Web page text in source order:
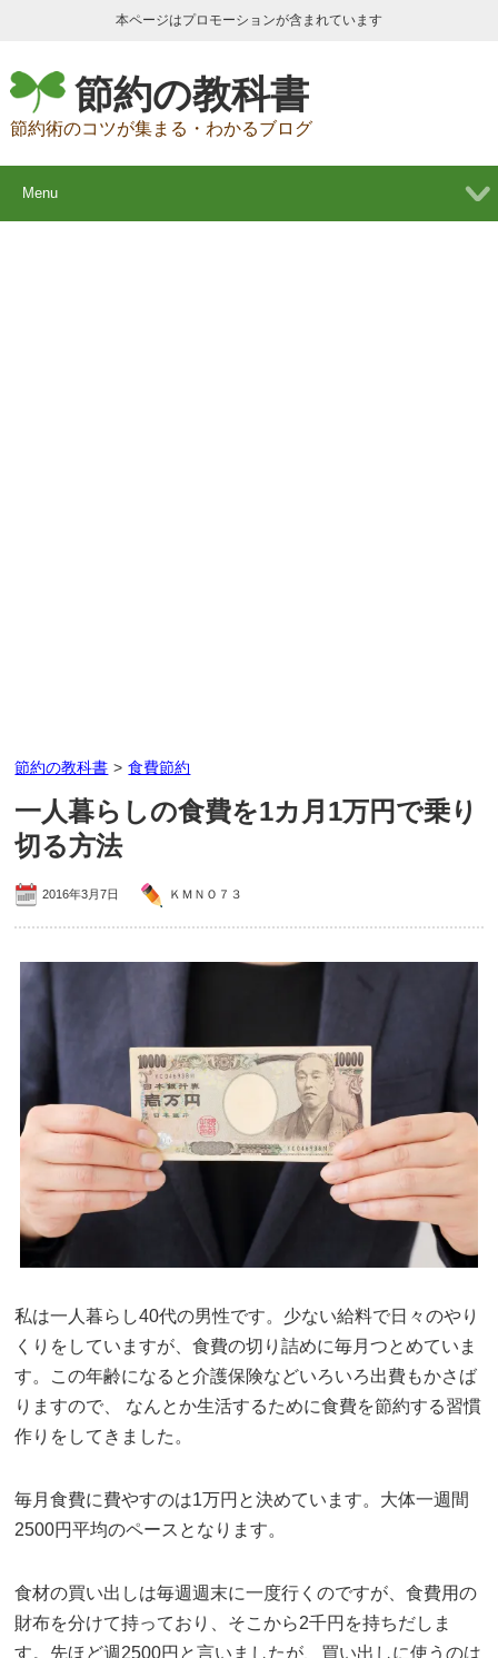
本ページはプロモーションが含まれています
節約の教科書
節約術のコツが集まる・わかるブログ
Menu
節約の教科書 > 食費節約
一人暮らしの食費を1カ月1万円で乗り
切る方法
2016年3月7日 ＫＭＮＯ７３
私は一人暮らし40代の男性です。少ない給料で日々のやり
くりをしていますが、食費の切り詰めに毎月つとめていま
す。この年齢になると介護保険などいろいろ出費もかさば
りますので、 なんとか生活するために食費を節約する習慣
作りをしてきました。
毎月食費に費やすのは1万円と決めています。大体一週間
2500円平均のペースとなります。
食材の買い出しは毎週週末に一度行くのですが、食費用の
財布を分けて持っており、そこから2千円を持ちだしま
す。先ほど週2500円と言いましたが、買い出しに使うのは